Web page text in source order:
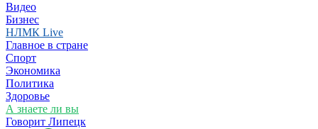
Видео
Бизнес
НЛМК Live
Главное в стране
Спорт
Экономика
Политика
Здоровье
А знаете ли вы
Говорит Липецк